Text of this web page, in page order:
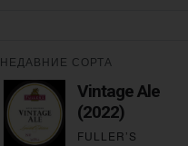
НЕДАВНИЕ СОРТА
Vintage Ale
(2022)
FULLER’S